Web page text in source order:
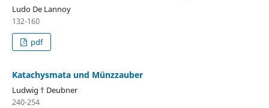
Ludo De Lannoy
132-160
pdf
Katachysmata und Münzzauber
Ludwig † Deubner
240-254